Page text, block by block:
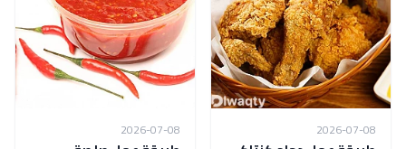
2026-07-08
2026-07-08